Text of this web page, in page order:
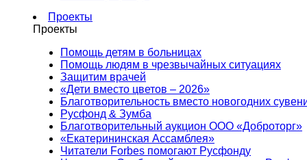
Проекты
Проекты
Помощь детям в больницах
Помощь людям в чрезвычайных ситуациях
Защитим врачей
«Дети вместо цветов – 2026»
Благотворительность вместо новогодних
Русфонд & Зумба
Благотворительный аукцион ООО «Доброторг»
«Екатерининская Ассамблея»
Читатели Forbes помогают Русфонду